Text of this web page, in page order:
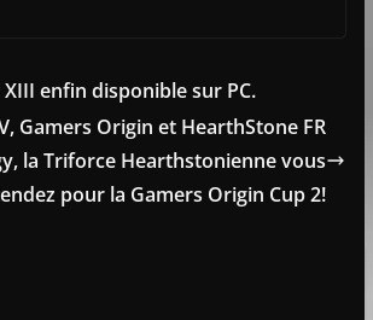
enfin disponible sur PC.
Gamers Origin et HearthStone FR
la Triforce Hearthstonienne vous
pour la Gamers Origin Cup 2!